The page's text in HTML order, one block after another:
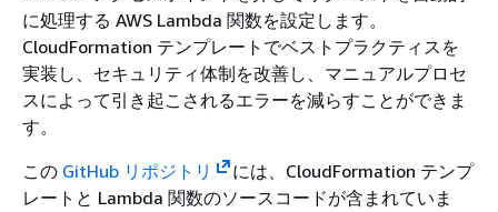
に処理する AWS Lambda 関数を設定します。
CloudFormation テンプレートでベストプラクティスを
実装し、セキュリティ体制を改善し、マニュアルプロセ
スによって引き起こされるエラーを減らすことができま
す。
この GitHub リポジトリ
には、CloudFormation テンプ
レートと Lambda 関数のソースコードが含まれていま